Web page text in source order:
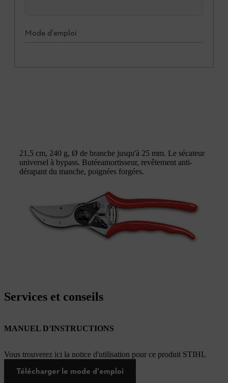
Mode d'emploi
21,5 cm, 240 g, Ø de branche jusqu'à 25 mm. Le sécateur
universel à bypass. Butéeamortisseur, revêtement anti-
dérapant du manche, poignées forgées.
Services et conseils
MANUEL D'INSTRUCTIONS
Vous trouverez ici la notice d'utilisation pour ce produit STIHL
Télécharger le mode d'emploi